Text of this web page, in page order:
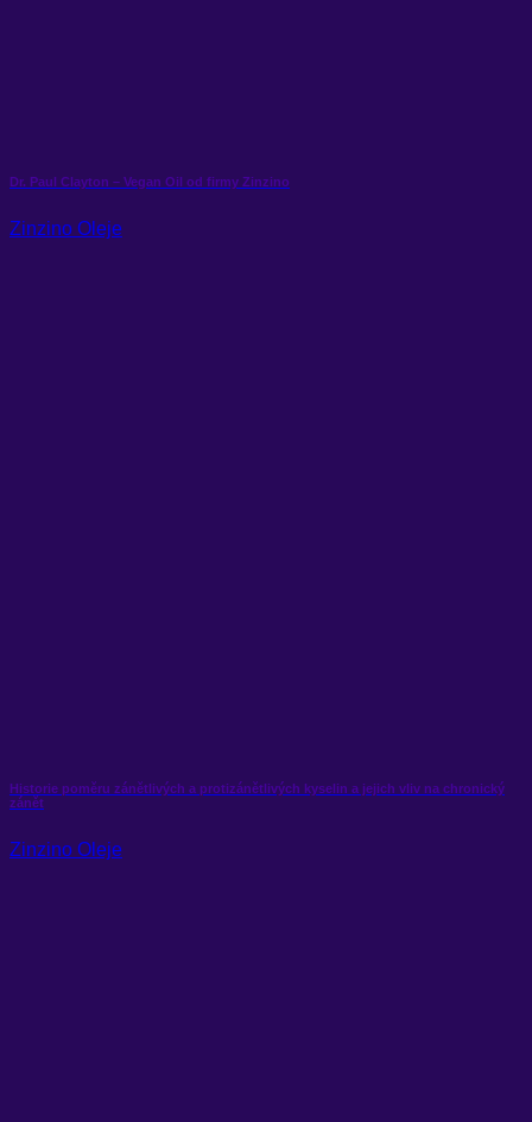
Dr. Paul Clayton – Vegan Oil od firmy Zinzino
Zinzino Oleje
Historie poměru zánětlivých a protizánětlivých kyselin a jejich vliv na chronický
zánět
Zinzino Oleje